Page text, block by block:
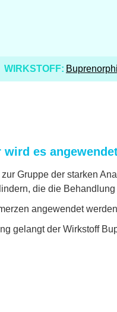
WIRKSTOFF:
es
Gruppe der starken
die die
angewendet
gelangt der Wirkstoff